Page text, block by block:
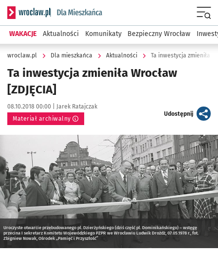
Serwis informacyjny wroclaw.pl podserwis: Dla mieszkańca
WAKACJE Aktualności Komunikaty Bezpieczny Wrocław
wroclaw.pl Dla mieszkańca Aktualności Ta inwestycja zmieniła
Ta inwestycja zmieniła Wrocław
[ZDJĘCIA]
Data publikacji:
08.10.2018 00:00 | Autor:
Jarek Ratajczak
Materiał archiwalny
Udostępnijartykuł
Kliknij, aby powiększyć
Uroczyste otwarcie przebudowanego pl. Dzierżyńskiego (dziś część pl. Dominikańskiego) – wstęgę
przecina I sekretarz Komitetu Wojewódzkiego PZPR we Wrocławiu Ludwik Drożdż, 07.05.1978 r., fot.
Zbigniew Nowak, Ośrodek „Pamięć i Przyszłość”